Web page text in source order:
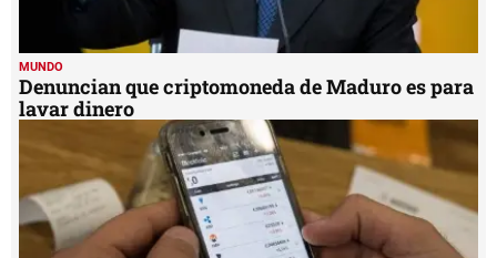
MUNDO
Denuncian que criptomoneda de Maduro es para
lavar dinero